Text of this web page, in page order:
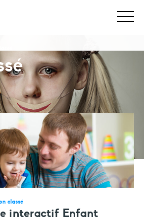
Conflit
classé
interactif Enfant